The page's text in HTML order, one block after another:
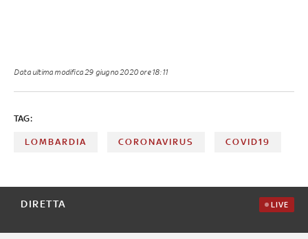
Data ultima modifica 29 giugno 2020 ore 18:11
TAG:
LOMBARDIA CORONAVIRUS COVID19
DIRETTA LIVE